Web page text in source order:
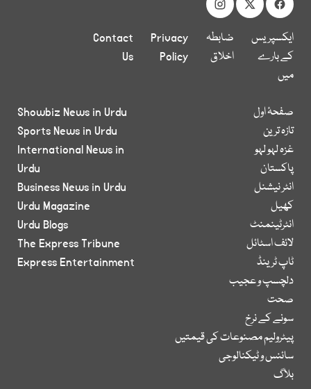
ایکسپریس
کے بارے
میں
ضابطہ
اخلاق
Privacy
Policy
Contact
Us
صفحۂ اول
تازہ ترین
غزہ لہو لہو
پاکستان
انٹر نیشنل
کھیل
انٹرٹینمنٹ
لائف اسٹائل
ٹاپ ٹرینڈ
دلچسپ و عجیب
صحت
سونے کے نرخ
پیٹرولیم مصنوعات کی قیمتیں
سائنس و ٹیکنالوجی
بلاگ
Showbiz News in Urdu
Sports News in Urdu
International News in
Urdu
Business News in Urdu
Urdu Magazine
Urdu Blogs
The Express Tribune
Express Entertainment